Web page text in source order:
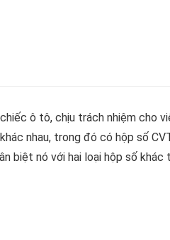
ô tô, chịu trách nhiệm cho
nhau, trong đó có hộp số
biệt nó với hai loại hộp số khác